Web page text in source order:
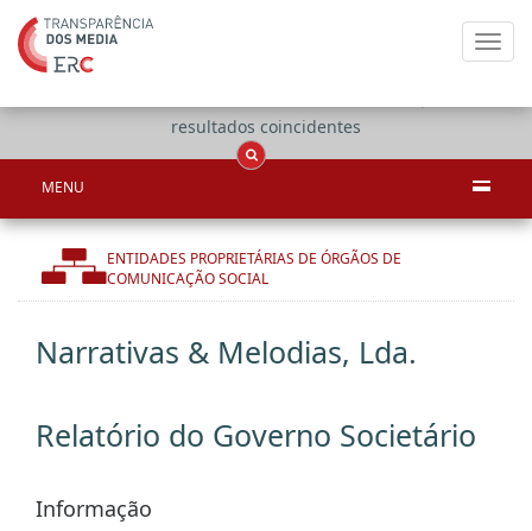
resultados coincidentes
MENU
ENTIDADES PROPRIETÁRIAS DE ÓRGÃOS DE
COMUNICAÇÃO SOCIAL
Narrativas & Melodias, Lda.
Relatório do Governo Societário
Informação